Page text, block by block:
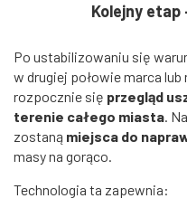
Kolejny etap
Po ustabilizowaniu się
w drugiej połowie marca
rozpocznie się przegląd
terenie całego miasta.
zostaną miejsca do
masy na gorąco.
Technologia ta zapewnia: